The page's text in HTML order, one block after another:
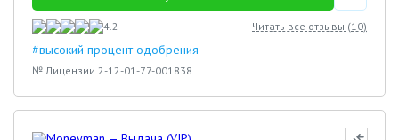
4.2 Читать все отзывы (10)
#высокий процент одобрения
№ Лицензии 2-12-01-77-001838